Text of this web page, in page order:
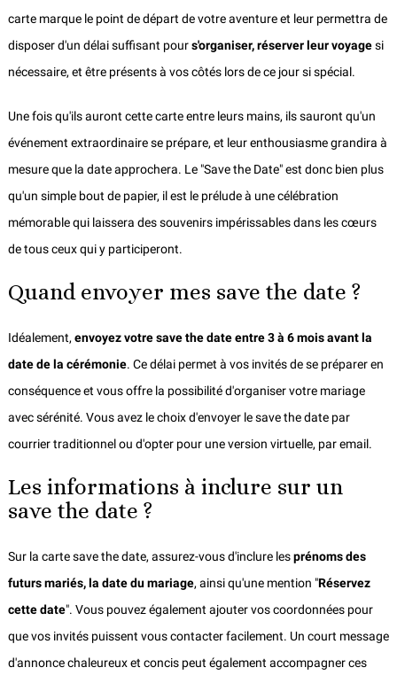
carte marque le point de départ de votre aventure et leur permettra de
disposer d'un délai suffisant pours'organiser, réserver leur voyagesi
nécessaire, et être présents à vos côtés lors de ce jour si spécial.
Une fois qu'ils auront cette carte entre leurs mains, ils sauront qu'un
événement extraordinaire se prépare, et leur enthousiasme grandira à
mesure que la date approchera. Le "Save the Date" est donc bien plus
qu'un simple bout de papier, il est le prélude à une célébration
mémorable qui laissera des souvenirs impérissables dans les cœurs
de tous ceux qui y participeront.
Quand envoyer mes save the date ?
Idéalement, envoyez votre save the date entre 3 à 6 mois avant la
date de la cérémonie. Ce délai permet à vos invités de se préparer en
conséquence et vous offre la possibilité d'organiser votre mariage
avec sérénité. Vous avez le choix d'envoyer le save the date par
courrier traditionnel ou d'opter pour une version virtuelle, par email.
Les informations à inclure sur un
save the date ?
Sur la carte save the date, assurez-vous d'inclure lesprénoms des
futurs mariés, la date du mariage, ainsi qu'une mention "Réservez
cette date". Vous pouvez également ajouter vos coordonnées pour
que vos invités puissent vous contacter facilement. Un court message
d'annonce chaleureux et concis peut également accompagner ces